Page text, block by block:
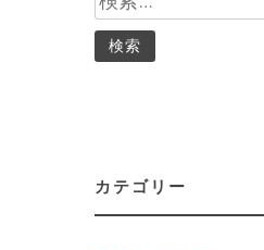
索:
カテゴリー